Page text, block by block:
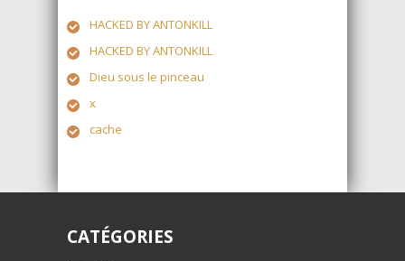
HACKED BY ANTONKILL
HACKED BY ANTONKILL
Dieu sous le pinceau
x
cache
CATÉGORIES